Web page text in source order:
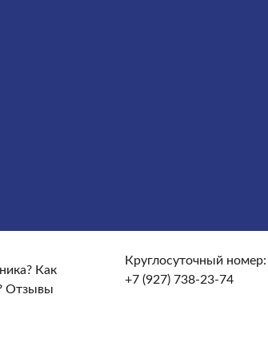
Как
Отзывы
Круглосуточный номер:
+7 (927) 738-23-74